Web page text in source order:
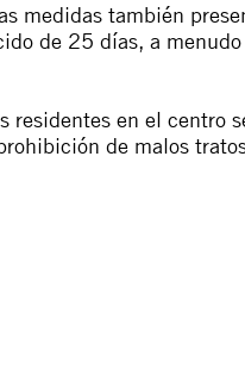
medidas también
de 25 días, a
residentes en el centro
de malos